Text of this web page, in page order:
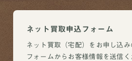
ネット買取申込フォーム
ネット買取（宅配）をお申し込
フォームからお客様情報を送信く